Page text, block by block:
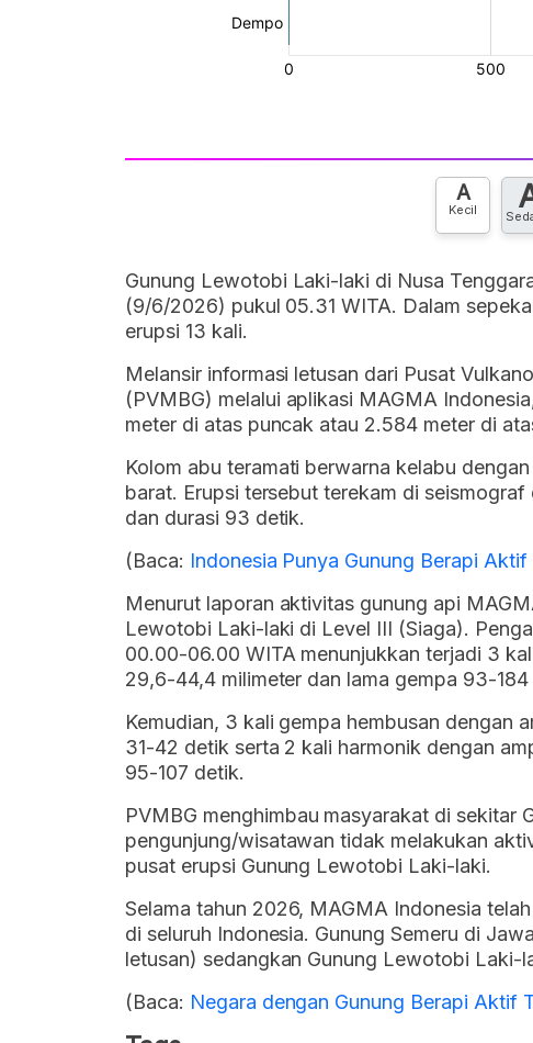
A
Kecil
Gunung Lewotobi Laki-laki di Nusa
(9/6/2026) pukul 05.31 WITA. Dalam
erupsi 13 kali.
Melansir informasi letusan dari Pusat
(PVMBG) melalui aplikasi MAGMA
meter di atas puncak atau 2.584 meter di
Kolom abu teramati berwarna kelabu
barat. Erupsi tersebut terekam di
dan durasi 93 detik.
(Baca: Indonesia Punya Gunung Berapi
Menurut laporan aktivitas gunung api
Lewotobi Laki-laki di Level III (Siaga).
00.00-06.00 WITA menunjukkan terjadi 3
29,6-44,4 milimeter dan lama gempa 93-184
Kemudian, 3 kali gempa hembusan dengan
31-42 detik serta 2 kali harmonik dengan
95-107 detik.
PVMBG menghimbau masyarakat di sekitar
pengunjung/wisatawan tidak melakukan
pusat erupsi Gunung Lewotobi Laki-laki.
Selama tahun 2026, MAGMA Indonesia
di seluruh Indonesia. Gunung Semeru di
letusan) sedangkan Gunung Lewotobi Laki-
(Baca: Negara dengan Gunung Berapi Aktif